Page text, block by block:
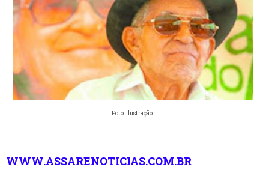
Foto: Ilustração
WWW.ASSARENOTICIAS.COM.BR